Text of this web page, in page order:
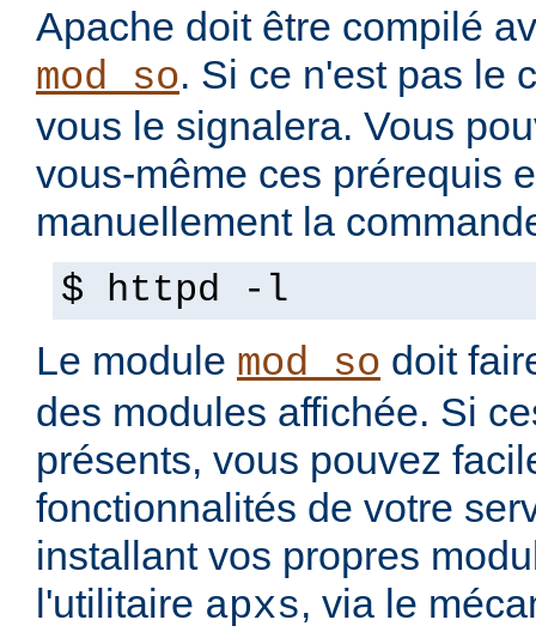
Apache doit être compilé
mod_so. Si ce n'est pas le
vous le signalera. Vous
vous-même ces prérequis
manuellement la
$ httpd -l
Le module mod_so doit
des modules affichée. Si
présents, vous pouvez
fonctionnalités de votre
installant vos propres
l'utilitaire apxs, via le